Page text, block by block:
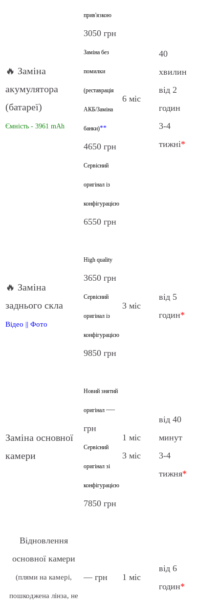
🔥 Заміна
акумулятора
(батареї)
Ємність - 3961 mAh
прив'язкою
3050 грн
Заміна без
помилки
(реставрація
АКБ/Заміна
банки)**
4650 грн
Сервісний
оригінал із
конфігурацією
6550 грн
6 міс
40
хвилин
від 2
годин
3-4
тижні*
🔥 Заміна
заднього скла
Відео || Фото
High quality
3650 грн
Сервісний
оригінал із
конфігурацією
9850 грн
3 міс
від 5
годин*
Заміна основної
камери
Новий знятий
оригінал —
грн
Сервісний
оригінал зі
конфігурацією
7850 грн
1 міс
3 міс
від 40
минут
3-4
тижня*
Відновлення
основної камери
(плями на камері,
пошкоджена лінза, не
— грн 1 міс
від 6
годин*